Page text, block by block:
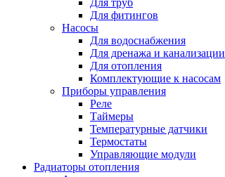
Для труб
Для фитингов
Насосы
Для водоснабжения
Для дренажа и канализации
Для отопления
Комплектующие к насосам
Приборы управления
Реле
Таймеры
Температурные датчики
Термостаты
Управляющие модули
Радиаторы отопления